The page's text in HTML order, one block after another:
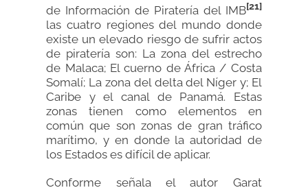
de Información de Piratería del IMB[21]
las cuatro regiones del mundo donde
existe un elevado riesgo de sufrir actos
de piratería son: La zona del estrecho
de Malaca; El cuerno de África / Costa
Somalí; La zona del delta del Níger y; El
Caribe y el canal de Panamá. Estas
zonas tienen como elementos en
común que son zonas de gran tráfico
marítimo, y en donde la autoridad de
los Estados es difícil de aplicar.
Conforme señala el autor Garat